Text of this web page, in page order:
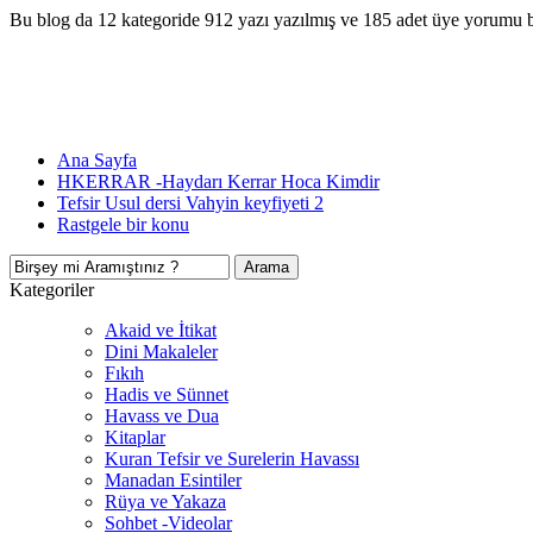
Bu blog da 12 kategoride 912 yazı yazılmış ve 185 adet üye yorumu
Ana Sayfa
HKERRAR -Haydarı Kerrar Hoca Kimdir
Tefsir Usul dersi Vahyin keyfiyeti 2
Rastgele bir konu
Kategoriler
Akaid ve İtikat
Dini Makaleler
Fıkıh
Hadis ve Sünnet
Havass ve Dua
Kitaplar
Kuran Tefsir ve Surelerin Havassı
Manadan Esintiler
Rüya ve Yakaza
Sohbet -Videolar